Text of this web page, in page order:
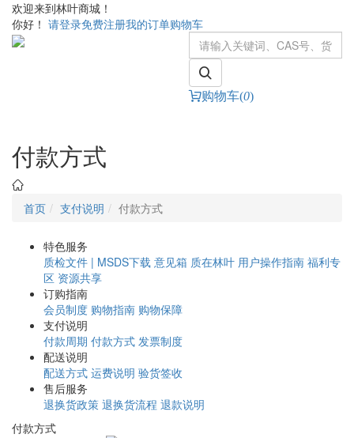
欢迎来到林叶商城！
你好！ 请登录免费注册我的订单购物车
购物车(0)
付款方式
首页 支付说明 付款方式
特色服务
质检文件 | MSDS下载 意见箱 质在林叶 用户操作指南 福利专
区 资源共享
订购指南
会员制度 购物指南 购物保障
支付说明
付款周期 付款方式 发票制度
配送说明
配送方式 运费说明 验货签收
售后服务
退换货政策 退换货流程 退款说明
付款方式